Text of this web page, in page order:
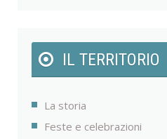
IL TERRITORIO
La storia
Feste e celebrazioni